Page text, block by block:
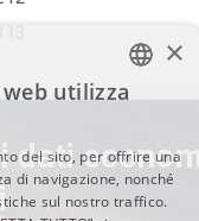
dati
ENGLISH
×
utilizza
del sito, per offrire una
di navigazione, nonché
sul nostro traffico.